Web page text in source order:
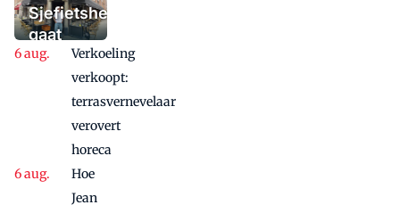
'Iedere dag een
waaaaaanzinnige
aanbieding'
Sjefietshe
gaat
vanwege
succes
maandje
Verkoeling
verkoopt:
terrasvernevelaar
verovert
horeca
Hoe
Jean